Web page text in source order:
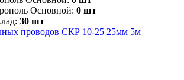
Основной: 0 шт
30 шт
проводов СКР 10-25 25мм 5м